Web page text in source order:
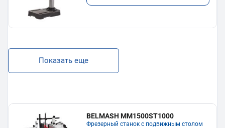
Показать еще
BELMASH MM1500ST1000
Фрезерный станок с подвижным столом